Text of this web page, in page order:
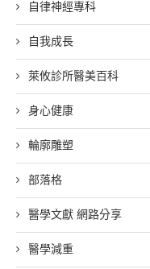
自律神經專科
自我成長
萊攸診所醫美百科
身心健康
輪廓雕塑
部落格
醫學文獻 網路分享
醫學減重